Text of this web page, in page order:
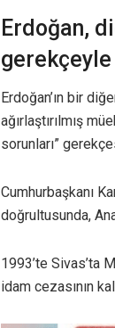
Erdoğan,
Erdoğan’ın bir
ağırlaştırılmış
sorunları”
Cumhurbaşkanı
doğrultusunda,
1993’te Sivas’ta
idam cezasının